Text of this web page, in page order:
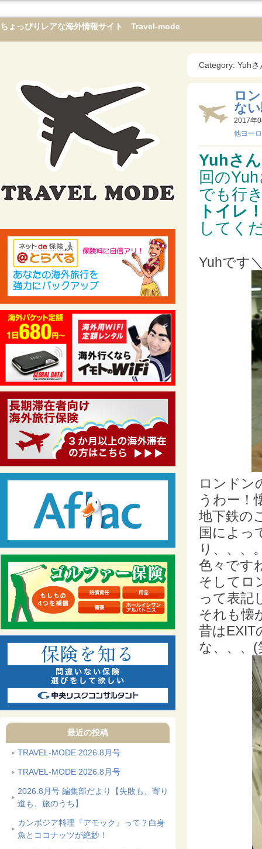
ちょっぴりレアな海外情報サイト Travel-mode
最近の投稿
TRAVEL-MODE 2026.8月号
TRAVEL-MODE 2026.8月号
2026.8月号 編集部だより【失敗も、寄り
道も、旅のうち】
カンボジア料理『アモック』って？白身
魚とココナッツが絶妙！
Category: Yuh
ロ
な
2017年
他ヨー
Yuhさん
回の
でも行
トイレ
してく
Yuhです
ロンドン
うわー！
地下鉄の
国によっ
り、、、
色々です
そしてロ
って表記
それも懐
昔はEXIT
な、、、(